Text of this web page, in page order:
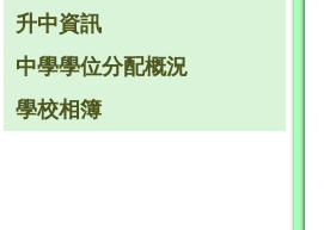
升中資訊
中學學位分配概況
學校相簿